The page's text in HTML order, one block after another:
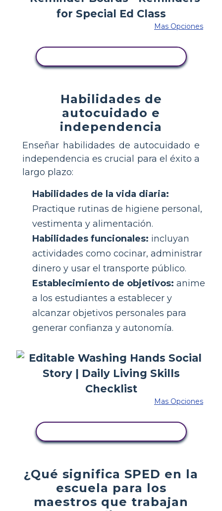
Mas Opciones
Habilidades de
autocuidado e
independencia
Enseñar habilidades de autocuidado e
independencia es crucial para el éxito a
largo plazo:
Habilidades de la vida diaria:
Practique rutinas de higiene personal,
vestimenta y alimentación.
Habilidades funcionales: incluyan
actividades como cocinar, administrar
dinero y usar el transporte público.
Establecimiento de objetivos: anime
a los estudiantes a establecer y
alcanzar objetivos personales para
generar confianza y autonomía.
Mas Opciones
¿Qué significa SPED en la
escuela para los
maestros que trabajan